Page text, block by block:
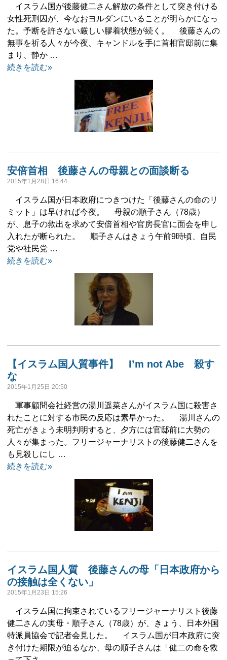
イスラム国が後藤健二さん解放の条件として突き付ける
女性死刑囚が、今なおヨルダンにいることが明らかになっ
た。予断を許さない厳しい膠着状態が続く。 後藤さんの
無事を祈る人々が今夜、キャンドルを手に首相官邸前に集
まり、静か …
続きを読む»
安倍首相 後藤さんの母親との面談断る
2015年1月28日 16:44
イスラム国が日本政府につきつけた「後藤さんの命のリ
ミット」は早ければ今夜。 母親の順子さん（78歳）
が、息子の救出を求めて安倍首相や官房長官に面会を申し
入れたが断られた。 順子さんはきょう午前9時頃、自民
党や社民党 …
続きを読む»
【イスラム国人質事件】 I’m not Abe 殺す
な
2015年1月25日 20:50
軍事顧問会社経営の湯川遥菜さんがイスラム国に殺害さ
れたことに対する市民の反応は素早かった。 湯川さんの
死亡がきょう未明判明すると、夕方には官邸前に大勢の
人々が集まった。フリージャーナリストの後藤健二さんを
も見殺しにし …
続きを読む»
イスラム国人質 後藤さんの母「日本政府から
の接触は全くない」
2015年1月23日 15:26
イスラム国に拘束されているフリージャーナリスト後藤
健二さんの実母・順子さん（78歳）が、きょう、日本外国
特派員協会で記者会見した。 イスラム国が日本政府に突
き付けた期限が迫るなか、母の順子さんは「健二の命を救